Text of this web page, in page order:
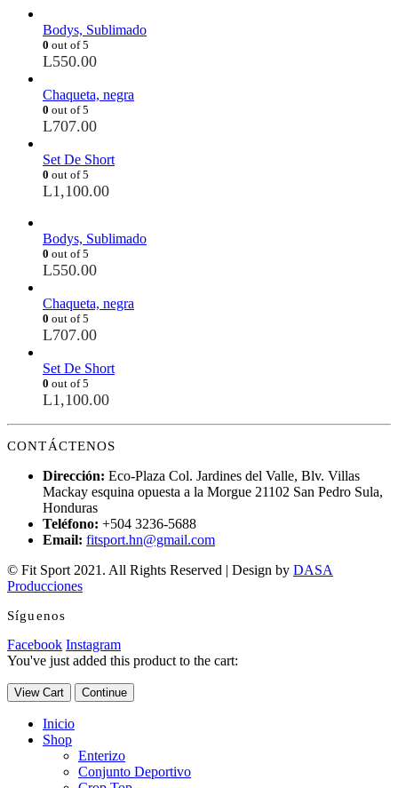
Bodys, Sublimado
0 out of 5
L550.00
Chaqueta, negra
0 out of 5
L707.00
Set De Short
0 out of 5
L1,100.00
Bodys, Sublimado
0 out of 5
L550.00
Chaqueta, negra
0 out of 5
L707.00
Set De Short
0 out of 5
L1,100.00
CONTÁCTENOS
Dirección: Eco-Plaza Col. Jardines del Valle, Blv. Villas
Mackay esquina opuesta a la Morgue 21102 San Pedro Sula,
Honduras
Teléfono: +504 3236-5688
Email: fitsport.hn@gmail.com
© Fit Sport 2021. All Rights Reserved | Design by DASA
Producciones
Síguenos
Facebook Instagram
You've just added this product to the cart:
View Cart Continue
Inicio
Shop
Enterizo
Conjunto Deportivo